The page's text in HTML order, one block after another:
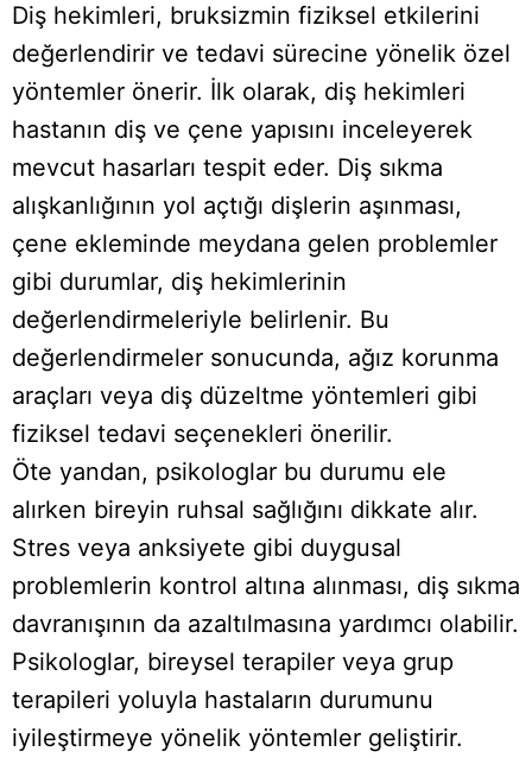
Diş hekimleri, bruksizmin fiziksel etkilerini
değerlendirir ve tedavi sürecine yönelik özel
yöntemler önerir. İlk olarak, diş hekimleri
hastanın diş ve çene yapısını inceleyerek
mevcut hasarları tespit eder. Diş sıkma
alışkanlığının yol açtığı dişlerin aşınması,
çene ekleminde meydana gelen problemler
gibi durumlar, diş hekimlerinin
değerlendirmeleriyle belirlenir. Bu
değerlendirmeler sonucunda, ağız korunma
araçları veya diş düzeltme yöntemleri gibi
fiziksel tedavi seçenekleri önerilir.
Öte yandan, psikologlar bu durumu ele
alırken bireyin ruhsal sağlığını dikkate alır.
Stres veya anksiyete gibi duygusal
problemlerin kontrol altına alınması, diş sıkma
davranışının da azaltılmasına yardımcı olabilir.
Psikologlar, bireysel terapiler veya grup
terapileri yoluyla hastaların durumunu
iyileştirmeye yönelik yöntemler geliştirir.